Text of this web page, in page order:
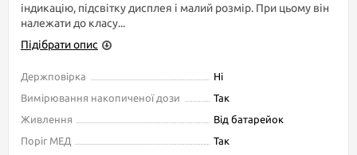
індикацію, підсвітку дисплея і малий розмір. При цьому він
належати до класу...
Підібрати опис
Держповірка
Ні
Вимірювання накопиченої дози
Так
Живлення
Від батарейок
Поріг МЕД
Так